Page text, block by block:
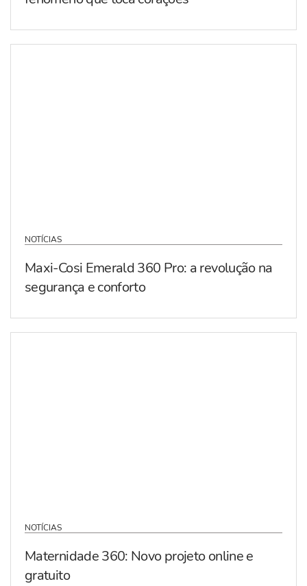
NOTÍCIAS
Maxi-Cosi Emerald 360 Pro: a revolução na
segurança e conforto
NOTÍCIAS
Maternidade 360: Novo projeto online e
gratuito